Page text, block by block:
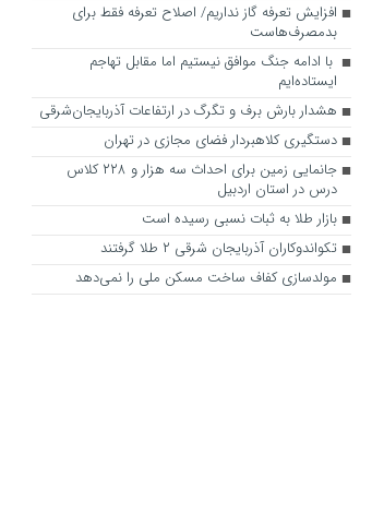
افزایش تعرفه گاز نداریم/ اصلاح تعرفه فقط برای
بدمصرف‌هاست
با ادامه جنگ موافق نیستیم اما مقابل تهاجم
ایستاده‌ایم
هشدار بارش برف و تگرگ در ارتفاعات آذربایجان‌شرقی
دستگیری کلاهبردار فضای مجازی در تهران
جانمایی زمین برای احداث سه هزار و ۲۲۸ کلاس
درس در استان اردبیل
بازار طلا به ثبات نسبی رسیده است
تکواندوکاران آذربایجان شرقی ۲ طلا گرفتند
مولدسازی کفاف ساخت مسکن ملی را نمی‌دهد